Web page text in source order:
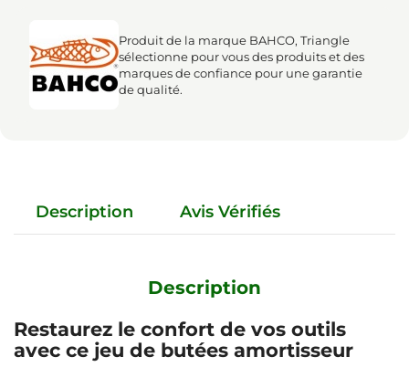
Produit de la marque BAHCO, Triangle
sélectionne pour vous des produits et des
marques de confiance pour une garantie
de qualité.
Description Avis Vérifiés
Description
Restaurez le confort de vos outils
avec ce jeu de butées amortisseur